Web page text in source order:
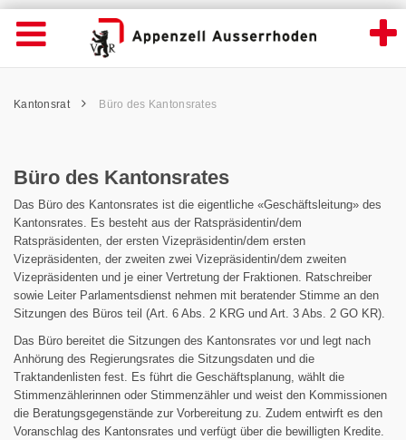
Büro des Kantonsrates - Appenzell
Wichtige
Seiten
Home
Inhalt
Navigation öffnen
Inhalt
Pfadnavigation
Kantonsrat Büro des Kantonsrates
Büro des Kantonsrates
Das Büro des Kantonsrates ist die eigentliche «Geschäftsleitung» des
Kantonsrates. Es besteht aus der Ratspräsidentin/dem
Ratspräsidenten, der ersten Vizepräsidentin/dem ersten
Vizepräsidenten, der zweiten zwei Vizepräsidentin/dem zweiten
Vizepräsidenten und je einer Vertretung der Fraktionen. Ratschreiber
sowie Leiter Parlamentsdienst nehmen mit beratender Stimme an den
Sitzungen des Büros teil (Art. 6 Abs. 2 KRG und Art. 3 Abs. 2 GO KR).
Das Büro bereitet die Sitzungen des Kantonsrates vor und legt nach
Anhörung des Regierungsrates die Sitzungsdaten und die
Traktandenlisten fest. Es führt die Geschäftsplanung, wählt die
Stimmenzählerinnen oder Stimmenzähler und weist den Kommissionen
die Beratungsgegenstände zur Vorbereitung zu. Zudem entwirft es den
Voranschlag des Kantonsrates und verfügt über die bewilligten Kredite.